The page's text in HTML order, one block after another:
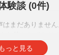
験談 (0件)
まだありません
もっと見る